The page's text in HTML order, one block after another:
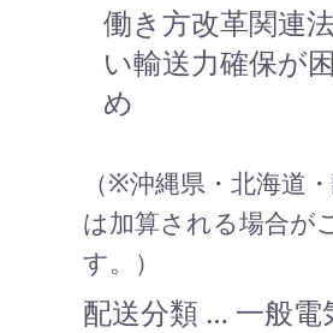
働き方改革関連
い輸送力確保が
め
（※沖縄県・北海道
は加算される場合が
す。）
配送分類 … 一般電